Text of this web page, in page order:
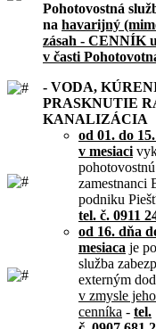
Pohotovostná
na havarijný
zásah - CENNÍK
v časti
- VODA,
PRASKNUTIE
KANALIZÁCIA
od 01. do
v mesiaci
zamestnanci
podniku
tel. č. 0911
od 16. dňa
mesiaca je
služba
externým
v zmysle
cenníka - tel.